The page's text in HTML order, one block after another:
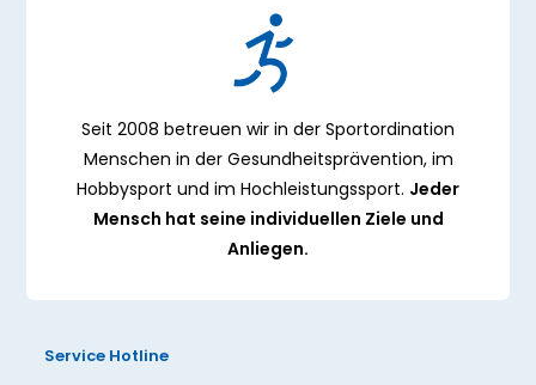
Seit 2008 betreuen wir in der Sportordination
Menschen in der Gesundheitsprävention, im
Hobbysport und im Hochleistungssport. Jeder
Mensch hat seine individuellen Ziele und
Anliegen.
Service Hotline